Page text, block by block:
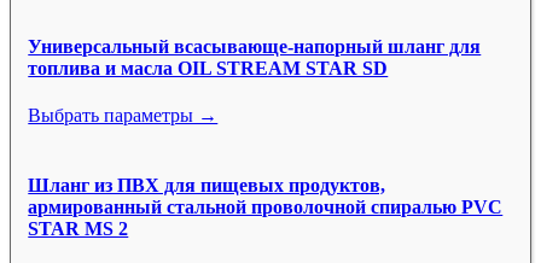
Универсальный всасывающе-напорный шланг для
топлива и масла OIL STREAM STAR SD
Выбрать параметры →
Шланг из ПВХ для пищевых продуктов,
армированный стальной проволочной спиралью PVC
STAR MS 2